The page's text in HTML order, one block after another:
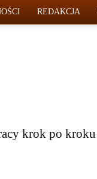
REDAKCJA
krok po kroku